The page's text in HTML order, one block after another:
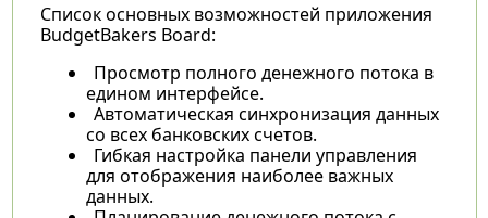
Список основных возможностей приложения
BudgetBakers Board:
Просмотр полного денежного потока в
едином интерфейсе.
Автоматическая синхронизация данных
со всех банковских счетов.
Гибкая настройка панели управления
для отображения наиболее важных
данных.